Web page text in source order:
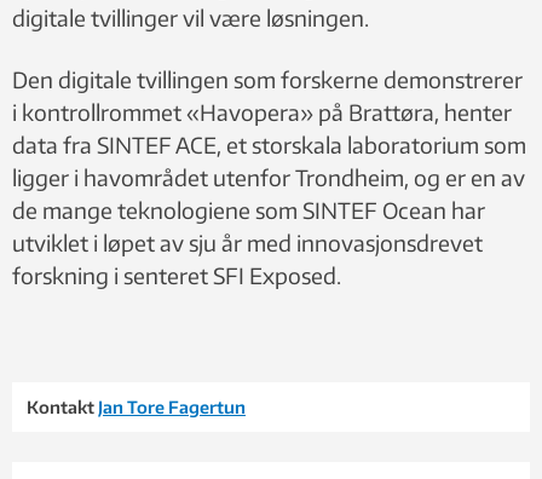
digitale tvillinger vil være løsningen.
Den digitale tvillingen som forskerne demonstrerer
i kontrollrommet «Havopera» på Brattøra, henter
data fra SINTEF ACE, et storskala laboratorium som
ligger i havområdet utenfor Trondheim, og er en av
de mange teknologiene som SINTEF Ocean har
utviklet i løpet av sju år med innovasjonsdrevet
forskning i senteret SFI Exposed.
Kontakt Jan Tore Fagertun